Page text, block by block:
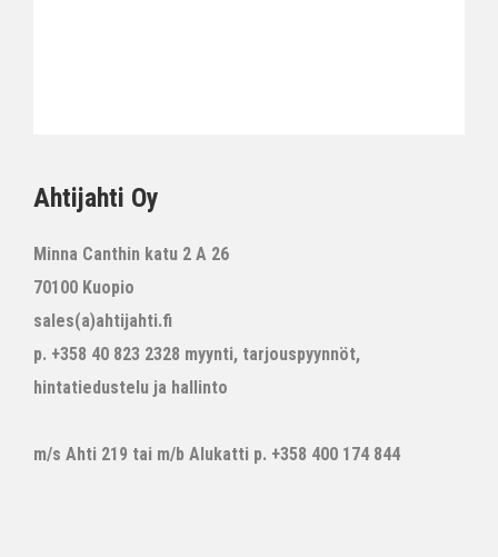
Ahtijahti Oy
Minna Canthin katu 2 A 26
70100 Kuopio
sales(a)ahtijahti.fi
p. +358 40 823 2328 myynti, tarjouspyynnöt,
hintatiedustelu ja hallinto
m/s Ahti 219 tai m/b Alukatti p. +358 400 174 844